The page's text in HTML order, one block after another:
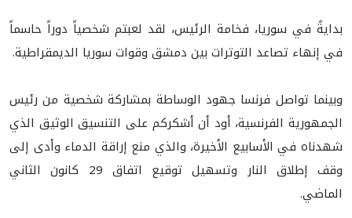
بدايةً في سوريا، فخامة الرئيس، لقد لعبتم شخصياً دوراً حاسماً
في إنهاء تصاعد التوترات بين دمشق وقوات سوريا الديمقراطية.
وبينما تواصل فرنسا جهود الوساطة بمشاركة شخصية من رئيس
الجمهورية الفرنسية، أود أن أشكركم على التنسيق الوثيق الذي
شهدناه في الأسابيع الأخيرة، والذي منع إراقة الدماء وأدى إلى
وقف إطلاق النار وتسهيل توقيع اتفاق 29 كانون الثاني
الماضي.